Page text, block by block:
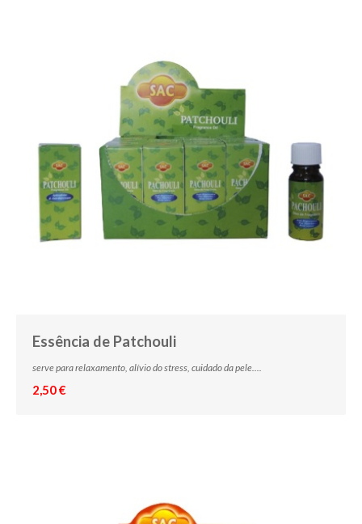
Essência de Patchouli
serve para relaxamento, alívio do stress, cuidado da pele....
2,50 €